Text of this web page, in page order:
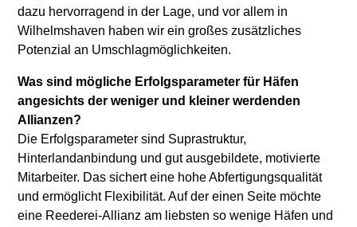
dazu hervorragend in der Lage, und vor allem in
Wilhelmshaven haben wir ein großes zusätzliches
Potenzial an Umschlagmöglichkeiten.
Was sind mögliche Erfolgsparameter für Häfen
angesichts der weniger und kleiner werdenden
Allianzen?
Die Erfolgsparameter sind Suprastruktur,
Hinterlandanbindung und gut ausgebildete, motivierte
Mitarbeiter. Das sichert eine hohe Abfertigungsqualität
und ermöglicht Flexibilität. Auf der einen Seite möchte
eine Reederei-Allianz am liebsten so wenige Häfen und